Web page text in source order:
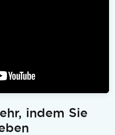
indem Sie